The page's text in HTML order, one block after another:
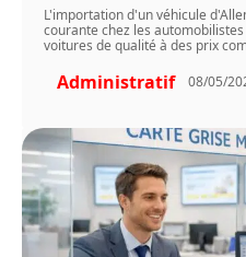
L'importation d'un véhicule
courante chez les
voitures de qualité à des prix
Administratif 08/05/